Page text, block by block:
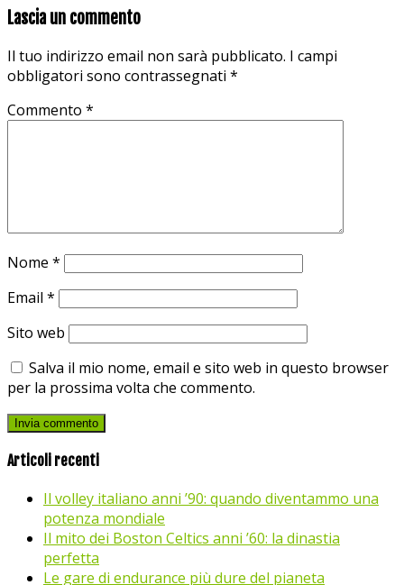
Lascia un commento
Il tuo indirizzo email non sarà pubblicato. I campi
obbligatori sono contrassegnati *
Commento *
Nome *
Email *
Sito web
Salva il mio nome, email e sito web in questo browser
per la prossima volta che commento.
Articoli recenti
Il volley italiano anni ’90: quando diventammo una
potenza mondiale
Il mito dei Boston Celtics anni ’60: la dinastia
perfetta
Le gare di endurance più dure del pianeta